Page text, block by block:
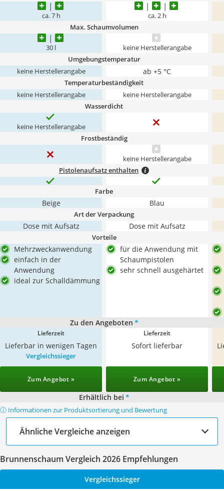
ca. 7 h ca. 2 h
Max. Schaumvolumen
30 l keine Herstellerangabe
Umgebungstemperatur
keine Herstellerangabe ab +5 °C
Temperaturbeständigkeit
keine Herstellerangabe keine Herstellerangabe
Wasserdicht
keine Herstellerangabe
Frostbeständig
keine Herstellerangabe
Pistolenaufsatz enthalten
Farbe
Beige Blau
Art der Verpackung
Dose mit Aufsatz Dose mit Aufsatz
Vorteile
Mehrzweckanwendung
einfach in der
Anwendung
ideal zur Schalldämmung
für die Anwendung mit
Schaumpistolen
sehr schnell ausgehärtet
Zu den Angeboten *
Lieferzeit
Lieferbar in wenigen Tagen
Lieferzeit
Sofort lieferbar
Vergleichssieger
Zum Angebot » Zum Angebot »
Erhältlich bei *
ⓘ Informationen zur Produktsortierung und Bewertung
Ähnliche Vergleiche anzeigen
Brunnenschaum Vergleich 2026 Empfehlungen
Vergleichssieger